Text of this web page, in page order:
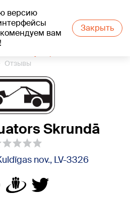
версию
вам
Закрыть
Отзывы
Skrundā
nov., LV-3326